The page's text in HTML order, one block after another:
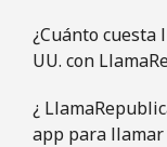
¿Cuánto cuesta
UU. con
¿
app para